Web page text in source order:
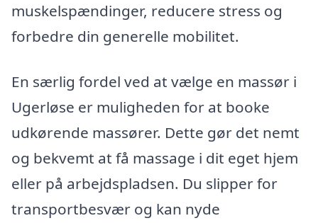
muskelspændinger, reducere stress og
forbedre din generelle mobilitet.
En særlig fordel ved at vælge en massør i
Ugerløse er muligheden for at booke
udkørende massører. Dette gør det nemt
og bekvemt at få massage i dit eget hjem
eller på arbejdspladsen. Du slipper for
transportbesvær og kan nyde